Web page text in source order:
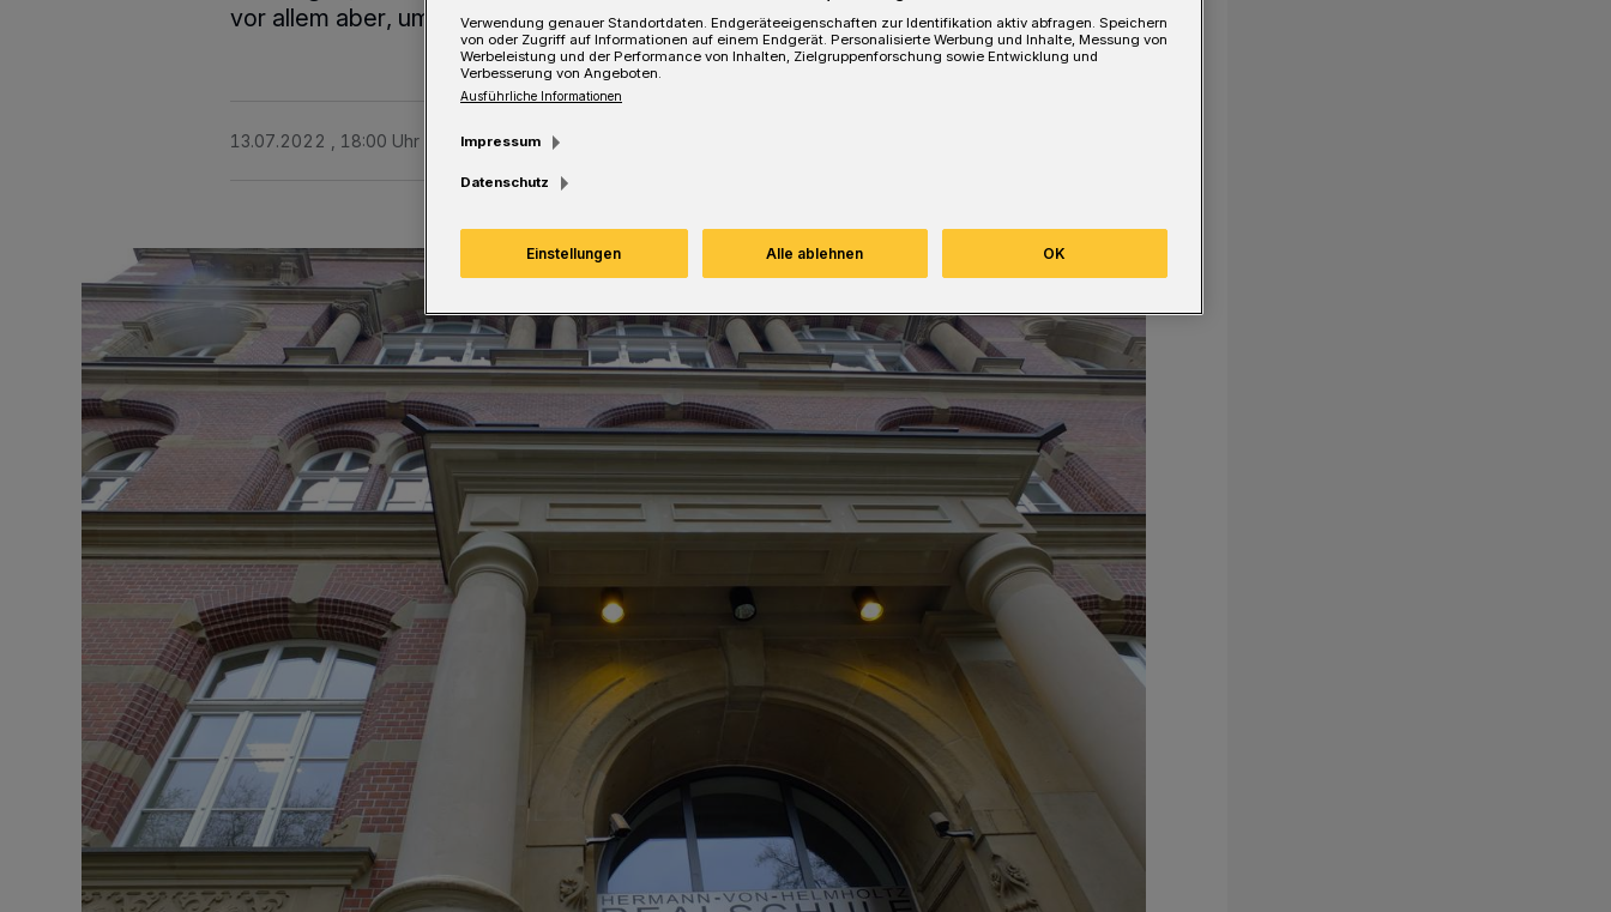
vor allem aber, um Deutsch zu lernen.
13.07.2022 , 18:00 Uhr Eine Minute Lesezeit
Verwendung genauer Standortdaten. Endgeräteeigenschaften zur Identifikation aktiv abfragen. Speichern
von oder Zugriff auf Informationen auf einem Endgerät. Personalisierte Werbung und Inhalte, Messung von
Werbeleistung und der Performance von Inhalten, Zielgruppenforschung sowie Entwicklung und
Verbesserung von Angeboten.
Ausführliche Informationen
Impressum
Datenschutz
Einstellungen Alle ablehnen OK